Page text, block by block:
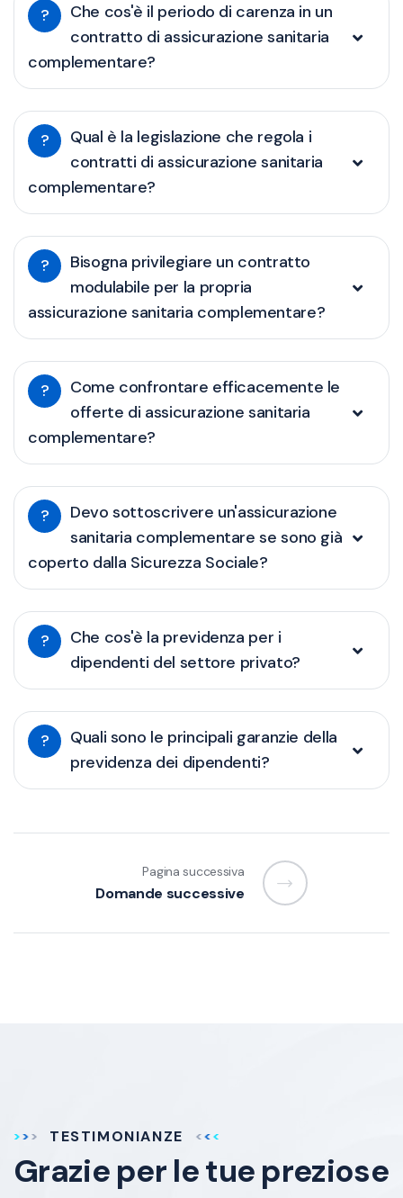
?
Che cos'è il periodo di carenza in un
contratto di assicurazione sanitaria
complementare?
?
Qual è la legislazione che regola i
contratti di assicurazione sanitaria
complementare?
?
Bisogna privilegiare un contratto
modulabile per la propria
assicurazione sanitaria complementare?
?
Come confrontare efficacemente le
offerte di assicurazione sanitaria
complementare?
?
Devo sottoscrivere un'assicurazione
sanitaria complementare se sono già
coperto dalla Sicurezza Sociale?
?
Che cos'è la previdenza per i
dipendenti del settore privato?
?
Quali sono le principali garanzie della
previdenza dei dipendenti?
Pagina successiva
Domande successive
TESTIMONIANZE
Grazie per le tuepreziose